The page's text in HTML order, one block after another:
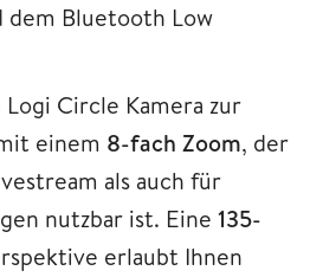
dem Bluetooth Low
Circle Kamera zur
einem 8-fach Zoom, der
als auch für
nutzbar ist. Eine 135-
erlaubt Ihnen